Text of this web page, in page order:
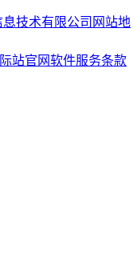
技术有限公司 网站地
站官网软件服务条款